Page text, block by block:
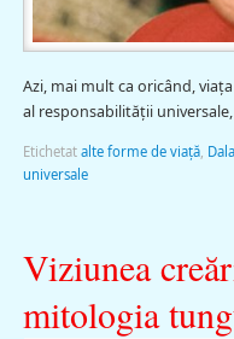
Azi, mai mult ca oricând,
al responsabilității universale,
Etichetat alte forme de viață,
universale
Viziunea
mitologia